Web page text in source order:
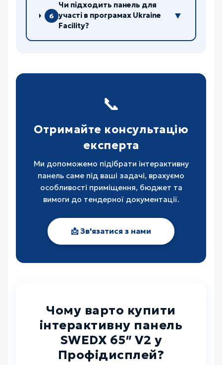
6
Чи підходить панель для
участі в програмах Ukraine
Facility?
▼
📞
Отримайте консультацію
експерта
Ми допоможемо підібрати інтерактивну
панель саме під ваші задачі, врахуємо
особливості приміщення, бюджет та
вимоги до тендерної документації.
📩 Зв'язатися з нами
Чому варто купити
інтерактивну панель
SWEDX 65″ V2 у
Профідисплей?